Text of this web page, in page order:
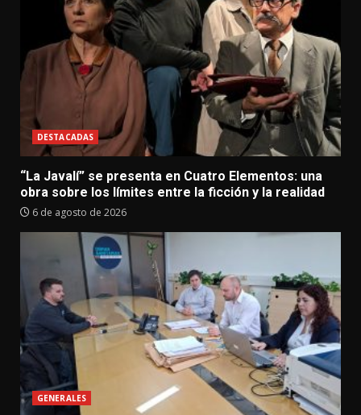
DESTACADAS
“La Javalí” se presenta en Cuatro Elementos: una
obra sobre los límites entre la ficción y la realidad
6 de agosto de 2026
GENERALES